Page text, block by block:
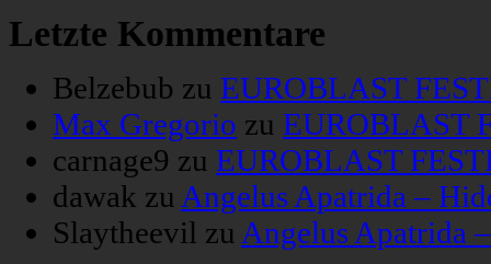
Letzte Kommentare
Belzebub zu EUROBLAST
Max Gregorio zu EUROBLAST
carnage9 zu EUROBLAST
dawak zu Angelus Apatrida –
Slaytheevil zu Angelus Apatrida